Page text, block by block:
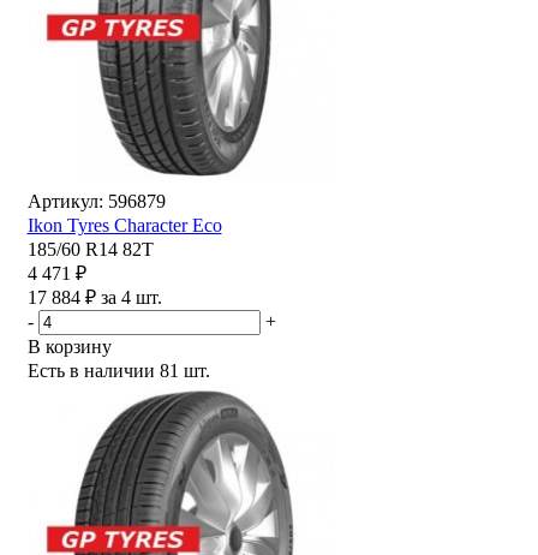
Артикул: 596879
Ikon Tyres Character Eco
185/60 R14 82T
4 471 ₽
17 884 ₽ за 4 шт.
-
+
В корзину
Есть в наличии 81 шт.